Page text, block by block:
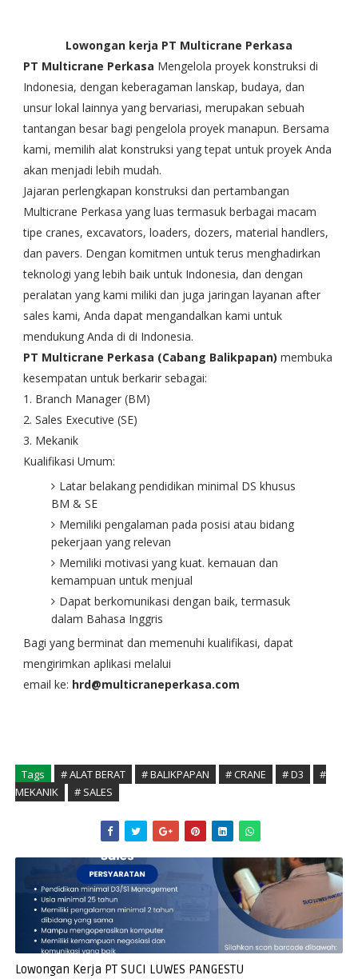
Lowongan kerja PT Multicrane Perkasa
PT Multicrane Perkasa Mengelola proyek konstruksi di
Indonesia, dengan keberagaman lanskap, budaya, dan
unsur lokal lainnya yang bervariasi, merupakan sebuah
tantangan besar bagi pengelola proyek manapun. Bersama
kami, memilih alat konstruksi yang tepat untuk proyek Anda
akan menjadi lebih mudah.
Jajaran perlengkapan konstruksi dan pertambangan
Multicrane Perkasa yang luas termasuk berbagai macam
tipe cranes, excavators, loaders, dozers, material handlers,
dan pavers. Dengan komitmen untuk terus menghadirkan
teknologi yang lebih baik untuk Indonesia, dan dengan
peralatan yang kami miliki dan juga jaringan layanan after
sales kami, Anda dapat mengandalkan kami untuk
mendukung Anda di di Indonesia.
PT Multicrane Perkasa (Cabang Balikpapan) membuka
kesempatan untuk berkarir sebagai:
1. Branch Manager (BM)
2. Sales Executive (SE)
3. Mekanik
Kualifikasi Umum:
Latar belakang pendidikan minimal DS khusus
BM & SE
Memiliki pengalaman pada posisi atau bidang
pekerjaan yang relevan
Memiliki motivasi yang kuat. kemauan dan
kemampuan untuk menjual
Dapat berkomunikasi dengan baik, termasuk
dalam Bahasa Inggris
Bagi yang berminat dan memenuhi kualifikasi, dapat
mengirimkan aplikasi melalui
email ke: hrd@multicraneperkasa.com
Tags # ALAT BERAT # BALIKPAPAN # CRANE # D3
#
MEKANIK
# SALES
Lowongan Kerja PT SUCI LUWES PANGESTU